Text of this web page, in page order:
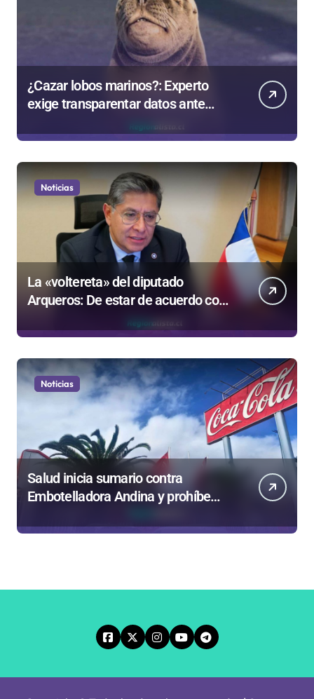
¿Cazar lobos marinos?: Experto
exige transparentar datos ante
Gobierno
Noticias
La «voltereta» del diputado
Arqueros: De estar de acuerdo con
privatizar Codelco a defender una
empresa 100% estatal
Noticias
Salud inicia sumario contra
Embotelladora Andina y prohíbe
laborales